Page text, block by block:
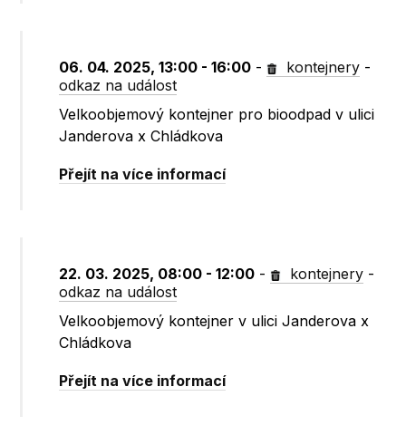
06. 04. 2025, 13:00 - 16:00 - kontejnery -
odkaz na událost
Velkoobjemový kontejner pro bioodpad v ulici
Janderova x Chládkova
Přejít na více informací
22. 03. 2025, 08:00 - 12:00 - kontejnery -
odkaz na událost
Velkoobjemový kontejner v ulici Janderova x
Chládkova
Přejít na více informací